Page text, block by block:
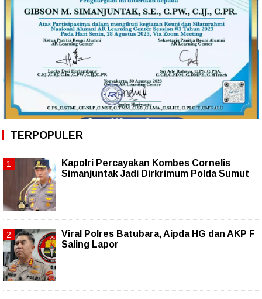
TERPOPULER
Kapolri Percayakan Kombes Cornelis
Simanjuntak Jadi Dirkrimum Polda Sumut
Viral Polres Batubara, Aipda HG dan AKP F
Saling Lapor